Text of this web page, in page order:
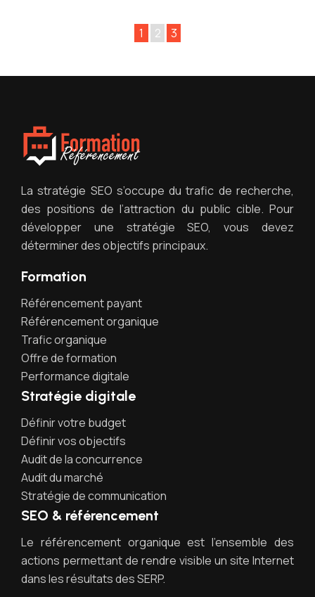
1 2 3
La stratégie SEO s’occupe du trafic de recherche,
des positions de l’attraction du public cible. Pour
développer une stratégie SEO, vous devez
déterminer des objectifs principaux.
Formation
Référencement payant
Référencement organique
Trafic organique
Offre de formation
Performance digitale
Stratégie digitale
Définir votre budget
Définir vos objectifs
Audit de la concurrence
Audit du marché
Stratégie de communication
SEO & référencement
Le référencement organique est l’ensemble des
actions permettant de rendre visible un site Internet
dans les résultats des SERP.